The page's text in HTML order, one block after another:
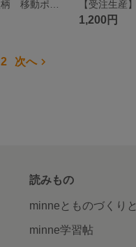
1,200円
2 次へ
読みもの
minneとものづくりと
minne学習帖